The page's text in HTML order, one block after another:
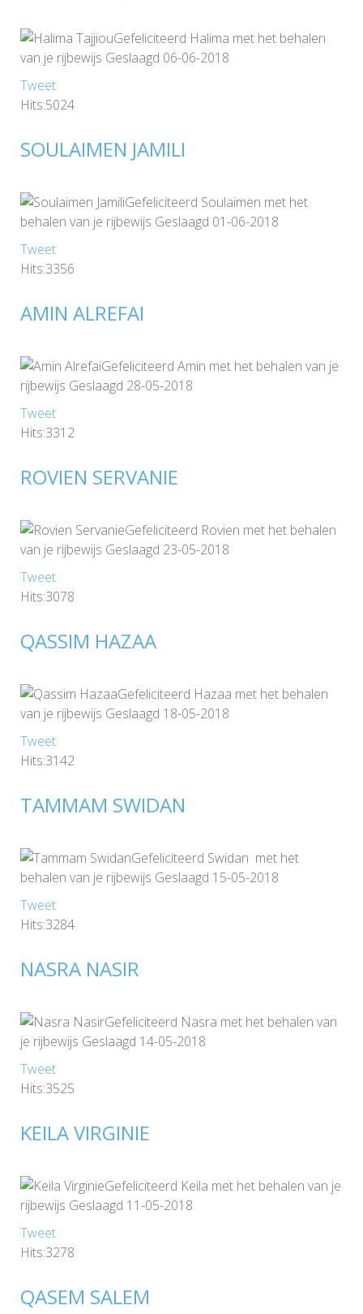
Gefeliciteerd Halima met het behalen
van je rijbewijs Geslaagd 06-06-2018
Tweet
Hits:5024
SOULAIMEN JAMILI
Gefeliciteerd Soulaimen met het
behalen van je rijbewijs Geslaagd 01-06-2018
Tweet
Hits:3356
AMIN ALREFAI
Gefeliciteerd Amin met het behalen van je
rijbewijs Geslaagd 28-05-2018
Tweet
Hits:3312
ROVIEN SERVANIE
Gefeliciteerd Rovien met het behalen
van je rijbewijs Geslaagd 23-05-2018
Tweet
Hits:3078
QASSIM HAZAA
Gefeliciteerd Hazaa met het behalen
van je rijbewijs Geslaagd 18-05-2018
Tweet
Hits:3142
TAMMAM SWIDAN
Gefeliciteerd Swidan met het
behalen van je rijbewijs Geslaagd 15-05-2018
Tweet
Hits:3284
NASRA NASIR
Gefeliciteerd Nasra met het behalen van
je rijbewijs Geslaagd 14-05-2018
Tweet
Hits:3525
KEILA VIRGINIE
Gefeliciteerd Keila met het behalen van je
rijbewijs Geslaagd 11-05-2018
Tweet
Hits:3278
QASEM SALEM